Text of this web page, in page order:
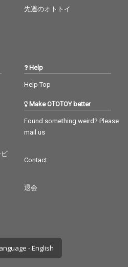
先週のオトトイ
Help
Help Top
Make OTOTOY better
Found something weird? Please
mail us
Contact
退会
- English